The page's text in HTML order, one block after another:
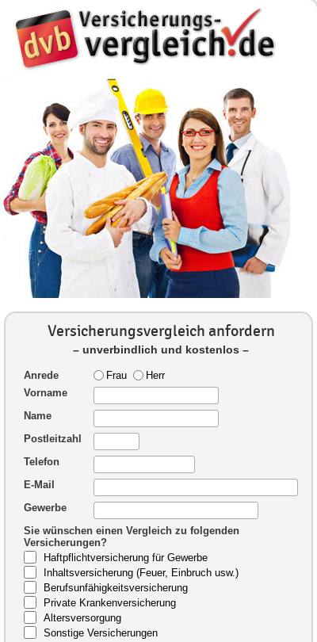
Versicherungsvergleich anfordern
– unverbindlich und kostenlos –
Anrede Frau
Herr
Vorname
Name
Postleitzahl
Telefon
E-Mail
Gewerbe
Sie wünschen einen Vergleich zu folgenden
Versicherungen?
Haftpflichtversicherung für Gewerbe
Inhaltsversicherung (Feuer, Einbruch usw.)
Berufsunfähigkeitsversicherung
Private Krankenversicherung
Altersversorgung
Sonstige Versicherungen